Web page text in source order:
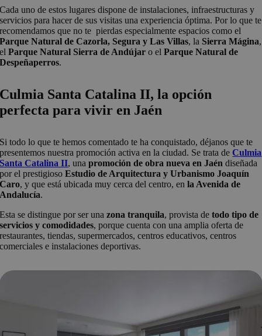
Cada uno de estos lugares dispone de instalaciones, infraestructuras y
servicios para hacer de sus visitas una experiencia óptima. Por lo que te
recomendamos que no te pierdas especialmente espacios como el
Parque Natural de Cazorla, Segura y Las Villas, la Sierra Mágina,
elParque Natural Sierra de Andújaro el Parque Natural de
Despeñaperros.
Culmia Santa Catalina II, la opción
perfecta para vivir en Jaén
Si todo lo que te hemos comentado te ha conquistado, déjanos que te
presentemos nuestra promoción activa en la ciudad. Se trata deCulmia
Santa Catalina II, unapromoción de obra nueva en Jaén diseñada
por el prestigiosoEstudio de Arquitectura y Urbanismo Joaquín
Caro, y que está ubicada muy cerca del centro, enla Avenida de
Andalucía.
Esta se distingue por ser unazona tranquila, provista detodo tipo de
servicios y comodidades, porque cuenta con una amplia oferta de
restaurantes, tiendas, supermercados, centros educativos, centros
comerciales e instalaciones deportivas.